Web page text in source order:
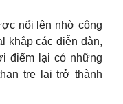
nổi lên nhờ công
khắp các diễn đàn,
điểm lại có những
tre lại trở thành